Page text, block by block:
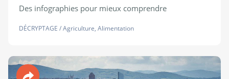
Des infographies pour mieux comprendre
DÉCRYPTAGE /Agriculture, Alimentation
Revue 90°